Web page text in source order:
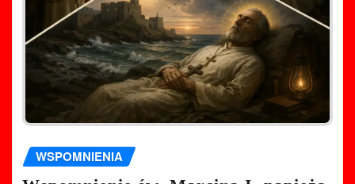
WSPOMNIENIA